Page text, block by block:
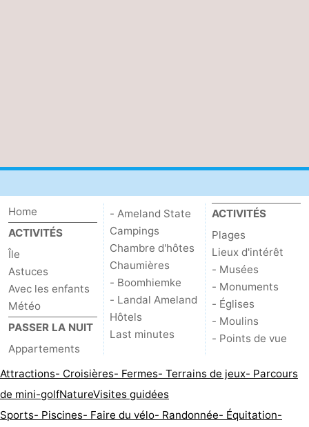
Home
ACTIVITÉS
Île
Astuces
Avec les enfants
Météo
PASSER LA NUIT
Appartements
- Ameland State
Campings
Chambre d'hôtes
Chaumières
- Boomhiemke
- Landal Ameland
Hôtels
Last minutes
ACTIVITÉS
Plages
Lieux d'intérêt
- Musées
- Monuments
- Églises
- Moulins
- Points de vue
Attractions- Croisières- Fermes- Terrains de jeux- Parcours
de mini-golfNatureVisites guidées
Sports- Piscines- Faire du vélo- Randonnée- Équitation-